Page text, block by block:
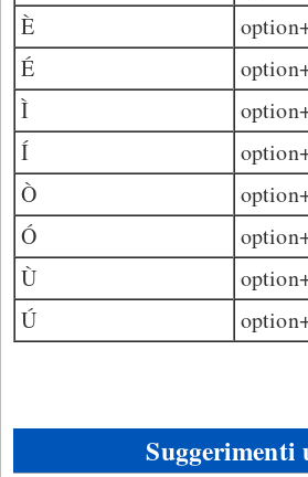
È
É
Ì
Í
Ò
Ó
Ù
Ú